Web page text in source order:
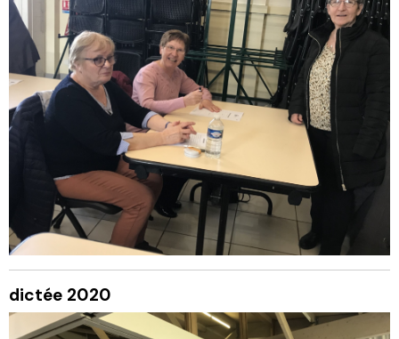
dictée 2020